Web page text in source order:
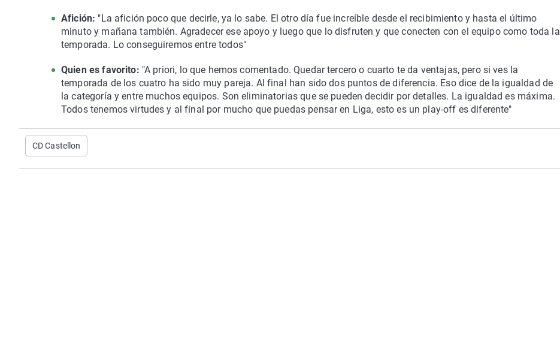
Afición: "La afición poco que decirle, ya lo sabe. El otro día fue increíble desde el recibimiento y hasta el último
minuto y mañana también. Agradecer ese apoyo y luego que lo disfruten y que conecten con el equipo como toda la
temporada. Lo conseguiremos entre todos"
Quien es favorito: "A priori, lo que hemos comentado. Quedar tercero o cuarto te da ventajas, pero si ves la
temporada de los cuatro ha sido muy pareja. Al final han sido dos puntos de diferencia. Eso dice de la igualdad de
la categoría y entre muchos equipos. Son eliminatorias que se pueden decidir por detalles. La igualdad es máxima.
Todos tenemos virtudes y al final por mucho que puedas pensar en Liga, esto es un play-off es diferente"
CD Castellon